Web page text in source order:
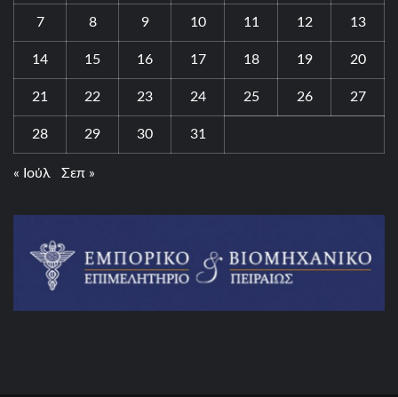
7 8 9 10 11 12 13
14 15 16 17 18 19 20
21 22 23 24 25 26 27
28 29 30 31
« Ιούλ Σεπ »